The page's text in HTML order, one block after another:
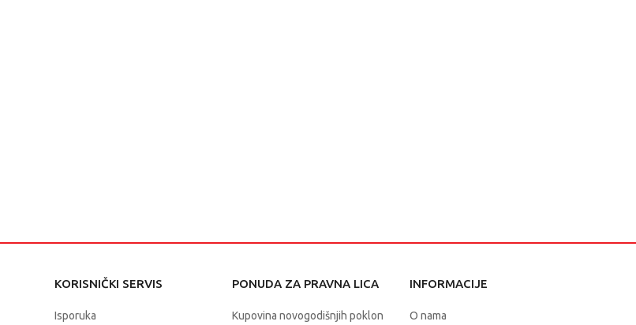
KORISNIČKI SERVIS
Isporuka
PONUDA ZA PRAVNA LICA
Kupovina novogodišnjih poklon
INFORMACIJE
O nama